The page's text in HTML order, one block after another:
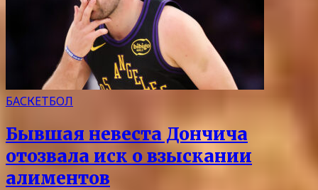
БАСКЕТБОЛ
Бывшая невеста Дончича
отозвала иск о взыскании
алиментов